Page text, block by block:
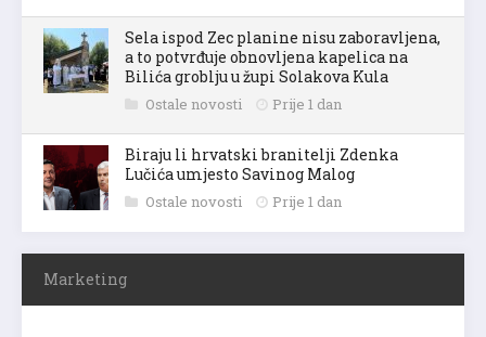
Sela ispod Zec planine nisu zaboravljena,
a to potvrđuje obnovljena kapelica na
Bilića groblju u župi Solakova Kula
Ostale novosti Prije 1 dan
Biraju li hrvatski branitelji Zdenka
Lučića umjesto Savinog Malog
Ostale novosti Prije 1 dan
Marketing